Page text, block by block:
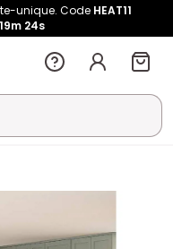
unique. Code HEAT11
19m 23s